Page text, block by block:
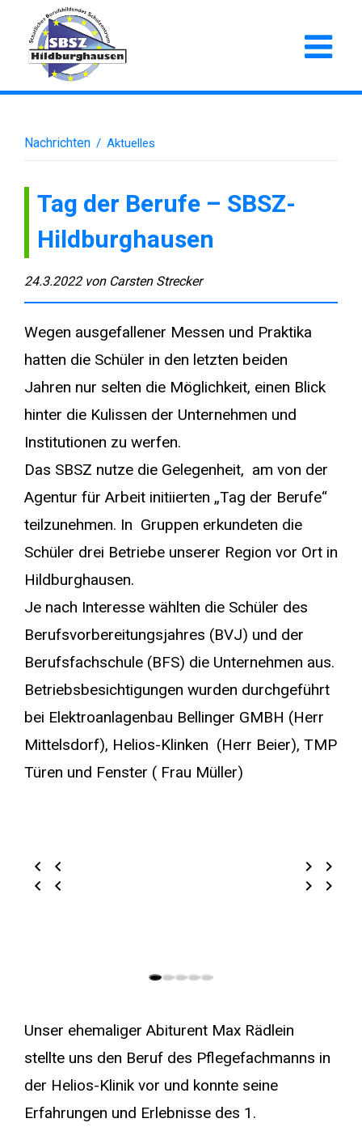
Nachrichten / Aktuelles
Tag der Berufe – SBSZ-
Hildburghausen
24.3.2022 von Carsten Strecker
Wegen ausgefallener Messen und Praktika
hatten die Schüler in den letzten beiden
Jahren nur selten die Möglichkeit, einen Blick
hinter die Kulissen der Unternehmen und
Institutionen zu werfen.
Das SBSZ nutze die Gelegenheit, am von der
Agentur für Arbeit initiierten „Tag der Berufe“
teilzunehmen. In Gruppen erkundeten die
Schüler drei Betriebe unserer Region vor Ort in
Hildburghausen.
Je nach Interesse wählten die Schüler des
Berufsvorbereitungsjahres (BVJ) und der
Berufsfachschule (BFS) die Unternehmen aus.
Betriebsbesichtigungen wurden durchgeführt
bei Elektroanlagenbau Bellinger GMBH (Herr
Mittelsdorf), Helios-Klinken (Herr Beier), TMP
Türen und Fenster ( Frau Müller)
Unser ehemaliger Abiturent Max Rädlein
stellte uns den Beruf des Pflegefachmanns in
der Helios-Klinik vor und konnte seine
Erfahrungen und Erlebnisse des 1.